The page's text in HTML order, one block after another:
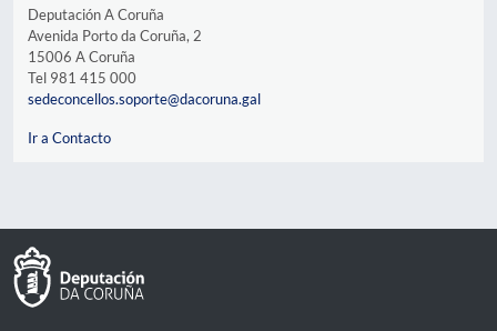
Deputación A Coruña
Avenida Porto da Coruña, 2
15006 A Coruña
Tel 981 415 000
sedeconcellos.soporte@dacoruna.gal
Ir a Contacto